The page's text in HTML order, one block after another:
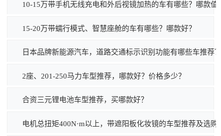
10-15万带手机无线充电和外后视镜加热的车有哪些？哪款值
15-20万带蠕行模式、智慧座舱的车有哪些？哪款好？
日本品牌新能源汽车，道路交通标示识别功能有哪些车推荐
2座、201-250马力车型推荐，哪款好？价格多少？
合资三元锂电池车型推荐，买哪款好？
电机总扭矩400N·m以上，带遮阳板化妆镜的车型推荐及选购